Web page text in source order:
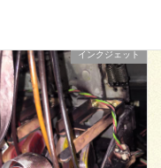
インクジェット